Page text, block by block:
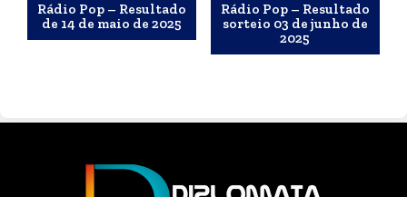
Rádio Pop – Resultado
de 14 de maio de 2025
Rádio Pop – Resultado
sorteio 03 de junho de
2025